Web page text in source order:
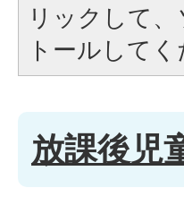
リックして
トールしてく
放課後児